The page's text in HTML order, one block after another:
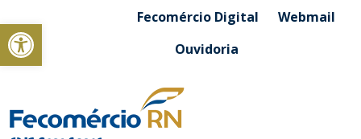
Abrir a barra de ferramentasFecomércio Digital
Webmail
Ouvidoria